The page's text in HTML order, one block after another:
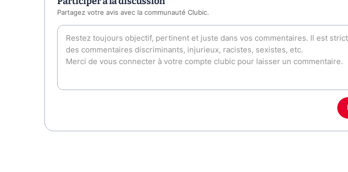
Partagez votre avis avec la communauté Clubic.